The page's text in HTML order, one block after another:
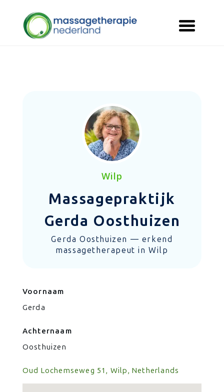
Wilp
Massagepraktijk
Gerda Oosthuizen
Gerda Oosthuizen — erkend
massagetherapeut in Wilp
Voornaam
Gerda
Achternaam
Oosthuizen
Oud Lochemseweg 51, Wilp, Netherlands